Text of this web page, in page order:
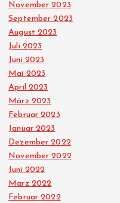
November 2023
September 2023
August 2023
Juli 2023
Juni 2023
Mai 2023
April 2023
März 2023
Februar 2023
Januar 2023
Dezember 2022
November 2022
Juni 2022
März 2022
Februar 2022